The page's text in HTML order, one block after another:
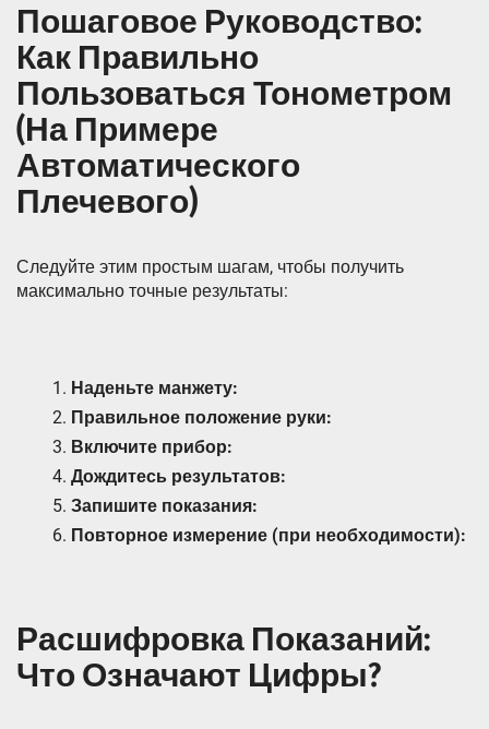
Пошаговое Руководство:
Как Правильно
Пользоваться Тонометром
(На Примере
Автоматического
Плечевого)
Следуйте этим простым шагам, чтобы получить
максимально точные результаты:
Наденьте манжету:
Правильное положение руки:
Включите прибор:
Дождитесь результатов:
Запишите показания:
Повторное измерение (при необходимости):
Расшифровка Показаний:
Что Означают Цифры?